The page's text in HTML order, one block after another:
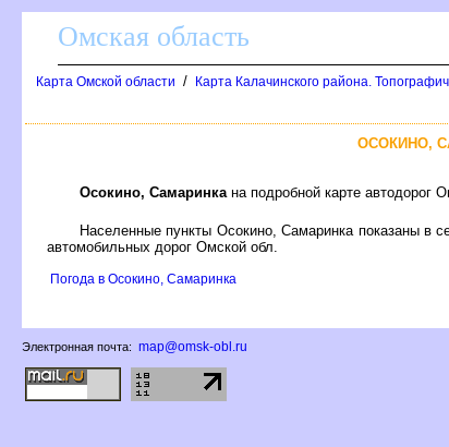
Омская область
Карта Омской области / Карта Калачинского района.
ОСОКИНО,
Осокино, Самаринка на подробной карте автодорог
Населенные пункты Осокино, Самаринка показаны в
автомобильных дорог Омской обл.
Погода в Осокино, Самаринка
Электронная почта: map@omsk-obl.ru